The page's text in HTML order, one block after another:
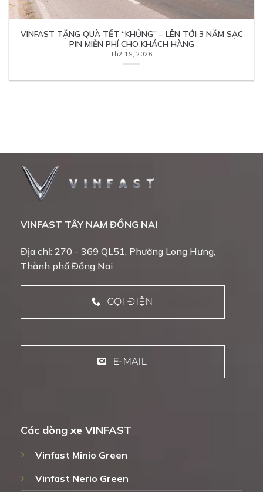
VINFAST TẶNG QUÀ TẾT “KHỦNG” – LÊN TỚI 3 NĂM SẠC
PIN MIỄN PHÍ CHO KHÁCH HÀNG
Th2 19, 2026
VINFAST TÂY NAM ĐỒNG NAI
Địa chỉ: 270 - 369 QL51, Phường Long Hưng,
Thành phố Đồng Nai
GỌI ĐIỆN
E-MAIL
Các dòng xe VINFAST
Vinfast Minio Green
Vinfast Nerio Green